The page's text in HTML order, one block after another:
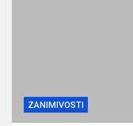
ZANIMIVOSTI